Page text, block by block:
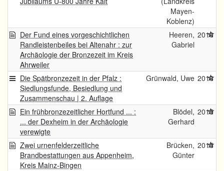
Mayen-
Koblenz)
Der Fund eines vorgeschichtlichen
Randleistenbeiles bei Altenahr : zur
Archäologie der Bronzezeit im Kreis
Ahrweiler
Heeren,
Gabriel
2016
Die Spätbronzezeit in der Pfalz :
Siedlungsfunde, Besiedlung und
Zusammenschau | 2. Auflage
Grünwald, Uwe 2016
Ein frühbronzezeitlicher Hortfund ... :
... der Dexheim in der Archäologie
verewigte
Blödel,
Gerhard
2015
Zwei urnenfelderzeitliche
Brandbestattungen aus Appenheim,
Kreis Mainz-Bingen
Brücken,
Günter
2015